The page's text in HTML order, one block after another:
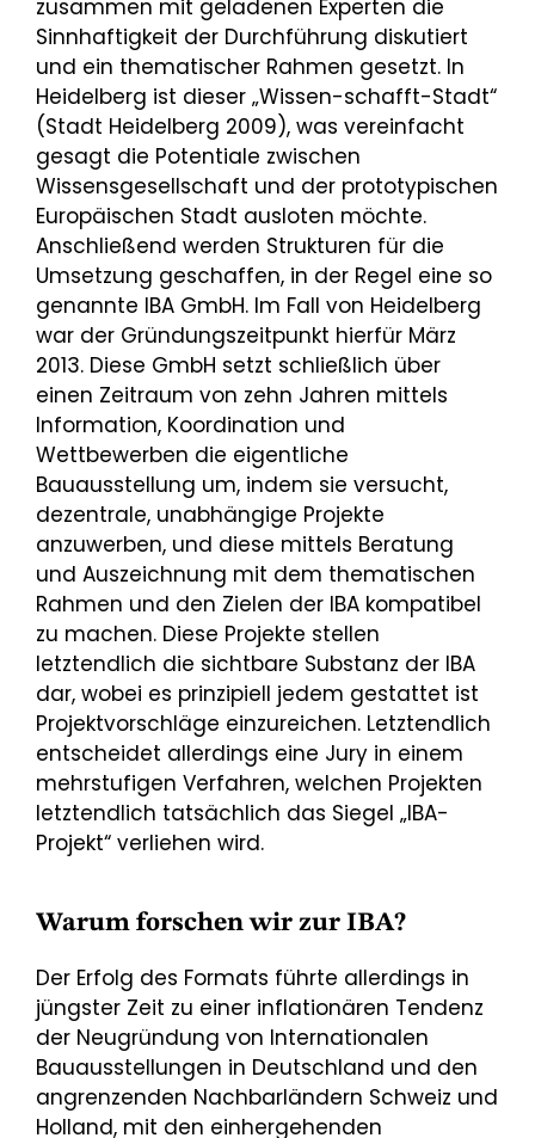
zusammen mit geladenen Experten die
Sinnhaftigkeit der Durchführung diskutiert
und ein thematischer Rahmen gesetzt. In
Heidelberg ist dieser „Wissen-schafft-Stadt“
(Stadt Heidelberg 2009), was vereinfacht
gesagt die Potentiale zwischen
Wissensgesellschaft und der prototypischen
Europäischen Stadt ausloten möchte.
Anschließend werden Strukturen für die
Umsetzung geschaffen, in der Regel eine so
genannte IBA GmbH. Im Fall von Heidelberg
war der Gründungszeitpunkt hierfür März
2013. Diese GmbH setzt schließlich über
einen Zeitraum von zehn Jahren mittels
Information, Koordination und
Wettbewerben die eigentliche
Bauausstellung um, indem sie versucht,
dezentrale, unabhängige Projekte
anzuwerben, und diese mittels Beratung
und Auszeichnung mit dem thematischen
Rahmen und den Zielen der IBA kompatibel
zu machen. Diese Projekte stellen
letztendlich die sichtbare Substanz der IBA
dar, wobei es prinzipiell jedem gestattet ist
Projektvorschläge einzureichen. Letztendlich
entscheidet allerdings eine Jury in einem
mehrstufigen Verfahren, welchen Projekten
letztendlich tatsächlich das Siegel „IBA-
Projekt“ verliehen wird.
Warum forschen wir zur IBA?
Der Erfolg des Formats führte allerdings in
jüngster Zeit zu einer inflationären Tendenz
der Neugründung von Internationalen
Bauausstellungen in Deutschland und den
angrenzenden Nachbarländern Schweiz und
Holland, mit den einhergehenden